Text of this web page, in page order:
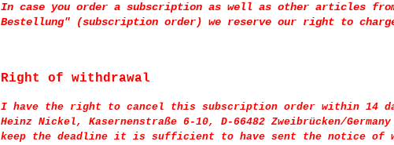
In case you order a subscription as well as other articles from
Bestellung" (subscription order) we reserve our right to
Right of withdrawal
I have the right to cancel this subscription order within 14
Heinz Nickel, Kasernenstraße 6-10, D-66482 Zweibrücken/
keep the deadline it is sufficient to have sent the notice of